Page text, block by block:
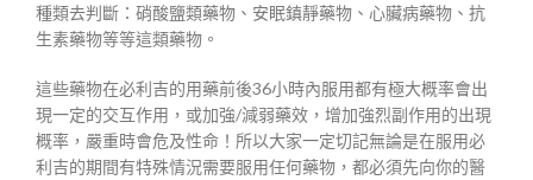
種類去判斷：硝酸鹽類藥物、安眠鎮靜藥物、心臟病藥物、抗
生素藥物等等這類藥物。
這些藥物在必利吉的用藥前後36小時內服用都有極大概率會出
現一定的交互作用，或加強/減弱藥效，增加強烈副作用的出現
概率，嚴重時會危及性命！所以大家一定切記無論是在服用必
利吉的期間有特殊情況需要服用任何藥物，都必須先向你的醫